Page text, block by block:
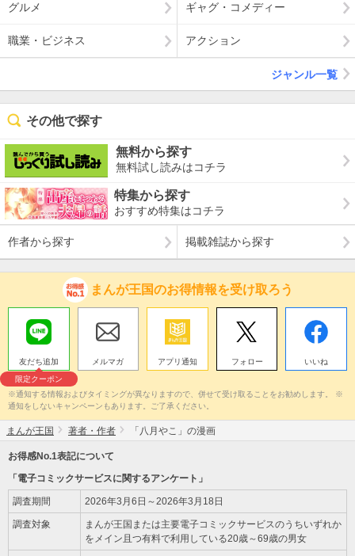
グルメ ギャグ・コメディー
職業・ビジネス アクション
ジャンル一覧
その他で探す
無料から探す
無料試し読みはコチラ
特集から探す
おすすめ特集はコチラ
作者から探す 掲載雑誌から探す
まんが王国のお得情報を受け取ろう
友だち追加
限定クーポン
メルマガ アプリ通知 フォロー いいね
※通知する情報およびタイミングが異なりますので、併せて受け取ることをお勧めします。 ※
通知をしないキャンペーンもあります。ご了承ください。
まんが王国 著者・作者 「八月やこ」の漫画
お得感No.1表記について
「電子コミックサービスに関するアンケート」
調査期間 2026年3月6日～2026年3月18日
調査対象
まんが王国または主要電子コミックサービスのうちいずれか
をメイン且つ有料で利用している20歳～69歳の男女